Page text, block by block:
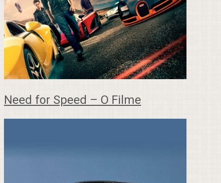
Need for Speed – O Filme